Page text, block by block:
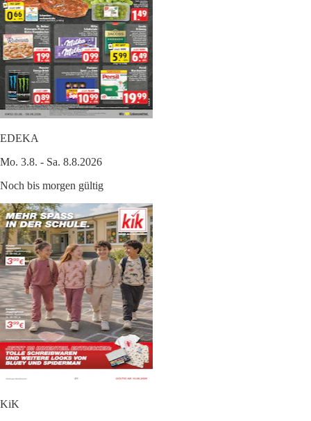
EDEKA
Mo. 3.8. - Sa. 8.8.2026
Noch bis morgen gültig
KiK